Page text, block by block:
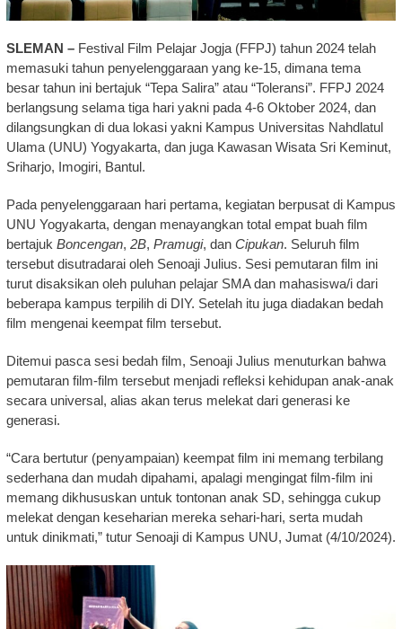
SLEMAN –Festival Film Pelajar Jogja (FFPJ) tahun 2024 telah
memasuki tahun penyelenggaraan yang ke-15, dimana tema
besar tahun ini bertajuk “Tepa Salira” atau “Toleransi”. FFPJ 2024
berlangsung selama tiga hari yakni pada 4-6 Oktober 2024, dan
dilangsungkan di dua lokasi yakni Kampus Universitas Nahdlatul
Ulama (UNU) Yogyakarta, dan juga Kawasan Wisata Sri Keminut,
Sriharjo, Imogiri, Bantul.
Pada penyelenggaraan hari pertama, kegiatan berpusat di Kampus
UNU Yogyakarta, dengan menayangkan total empat buah film
bertajuk Boncengan, 2B, Pramugi, dan Cipukan. Seluruh film
tersebut disutradarai oleh Senoaji Julius. Sesi pemutaran film ini
turut disaksikan oleh puluhan pelajar SMA dan mahasiswa/i dari
beberapa kampus terpilih di DIY. Setelah itu juga diadakan bedah
film mengenai keempat film tersebut.
Ditemui pasca sesi bedah film, Senoaji Julius menuturkan bahwa
pemutaran film-film tersebut menjadi refleksi kehidupan anak-anak
secara universal, alias akan terus melekat dari generasi ke
generasi.
“Cara bertutur (penyampaian) keempat film ini memang terbilang
sederhana dan mudah dipahami, apalagi mengingat film-film ini
memang dikhususkan untuk tontonan anak SD, sehingga cukup
melekat dengan keseharian mereka sehari-hari, serta mudah
untuk dinikmati,” tutur Senoaji di Kampus UNU, Jumat (4/10/2024).